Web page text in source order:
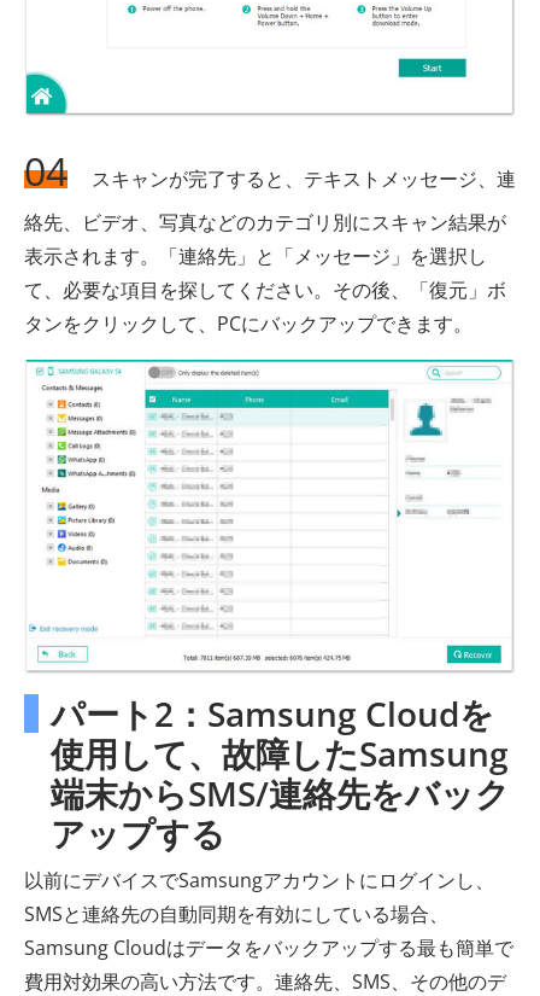
04
スキャンが完了すると、テキストメッセージ、連
絡先、ビデオ、写真などのカテゴリ別にスキャン結果が
表示されます。「連絡先」と「メッセージ」を選択し
て、必要な項目を探してください。その後、「復元」ボ
タンをクリックして、PCにバックアップできます。
パート2：Samsung Cloudを
使用して、故障したSamsung
端末からSMS/連絡先をバック
アップする
以前にデバイスでSamsungアカウントにログインし、
SMSと連絡先の自動同期を有効にしている場合、
Samsung Cloudはデータをバックアップする最も簡単で
費用対効果の高い方法です。連絡先、SMS、その他のデ